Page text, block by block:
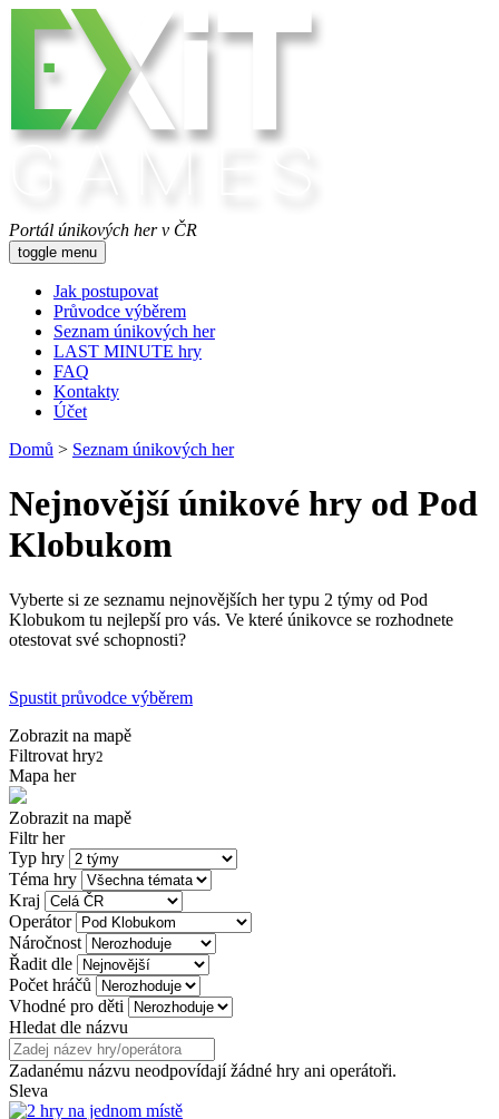
Portál únikových her v ČR
toggle menu
Jak postupovat
Průvodce výběrem
Seznam únikových her
LAST MINUTE hry
FAQ
Kontakty
Účet
Domů > Seznam únikových her
Nejnovější únikové hry od Pod
Klobukom
Vyberte si ze seznamu nejnovějších her typu 2 týmy od Pod
Klobukom tu nejlepší pro vás. Ve které únikovce se rozhodnete
otestovat své schopnosti?
Spustit průvodce výběrem
Zobrazit na mapě
Filtrovat hry2
Mapa her
Zobrazit na mapě
Filtr her
Typ hry
Téma hry
Kraj
Operátor
Náročnost
Řadit dle
Počet hráčů
Vhodné pro děti
Hledat dle názvu
Zadanému názvu neodpovídají žádné hry ani operátoři.
Sleva